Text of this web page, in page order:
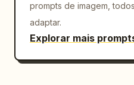
prompts de imagem,
adaptar.
Explorar mais